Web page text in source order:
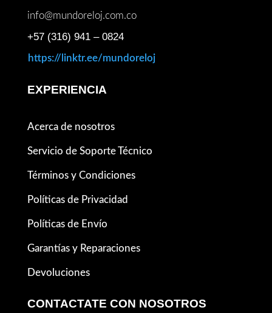
info@mundoreloj.com.co
+57 (316) 941 – 0824
https://linktr.ee/mundoreloj
EXPERIENCIA
Acerca de nosotros
Servicio de Soporte Técnico
Términos y Condiciones
Políticas de Privacidad
Políticas de Envío
Garantías y Reparaciones
Devoluciones
CONTACTATE CON NOSOTROS